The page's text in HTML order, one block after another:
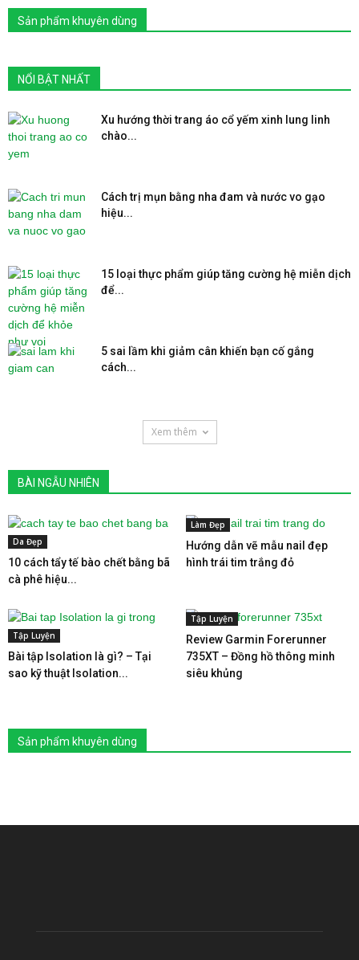
Sản phẩm khuyên dùng
NỔI BẬT NHẤT
Xu hướng thời trang áo cổ yếm xinh lung linh
chào...
Cách trị mụn bằng nha đam và nước vo gạo
hiệu...
15 loại thực phẩm giúp tăng cường hệ miễn dịch
để...
5 sai lầm khi giảm cân khiến bạn cố gắng
cách...
Xem thêm
BÀI NGẪU NHIÊN
Da Đẹp
10 cách tẩy tế bào chết bằng bã
cà phê hiệu...
Làm Đẹp
Hướng dẫn vẽ mẫu nail đẹp
hình trái tim trắng đỏ
Tập Luyện
Bài tập Isolation là gì? – Tại
sao kỹ thuật Isolation...
Tập Luyện
Review Garmin Forerunner
735XT – Đồng hồ thông minh
siêu khủng
Sản phẩm khuyên dùng